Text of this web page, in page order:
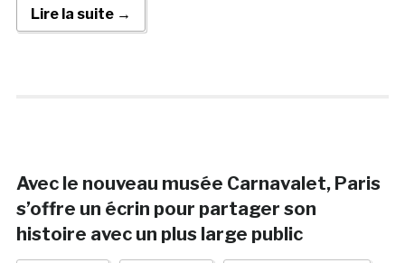
Lire la suite →
Avec le nouveau musée Carnavalet, Paris
s’offre un écrin pour partager son
histoire avec un plus large public